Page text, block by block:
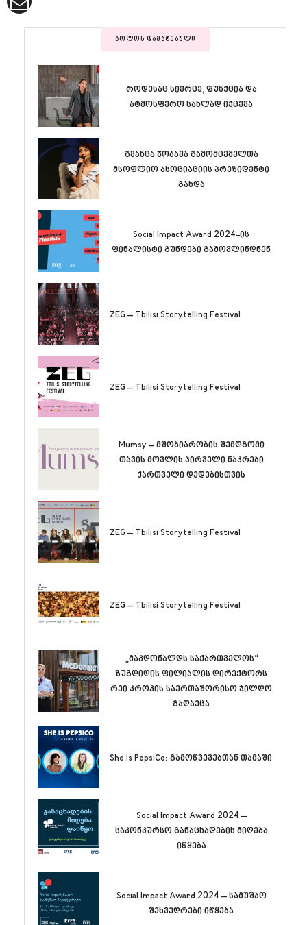
ᲑᲝᲚᲝᲡ ᲓᲐᲛᲐᲢᲔᲑᲣᲚᲘ
როდესაც სივრცე, ფუნქცია და
ატმოსფერო სახლად იქცევა
გვანცა ჯობავა გამომცემელთა
მსოფლიო ასოციაციის პრეზიდენტი
გახდა
Social Impact Award 2024-ის
ფინალისტი გუნდები გამოვლინდნენ
ZEG – Tbilisi Storytelling Festival
ZEG – Tbilisi Storytelling Festival
Mumsy – მშობიარობის შემდგომი
თავის მოვლის პირველი ნაკრები
ქართველი დედებისთვის
ZEG – Tbilisi Storytelling Festival
ZEG – Tbilisi Storytelling Festival
„მაკდონალდს საქართველოს“
ზუგდიდის ფილიალის დირექტორს
რეი კროკის საერთაშორისო ჯილდო
გადაეცა
She Is PepsiCo: გამოწვევებთან თამაში
Social Impact Award 2024 –
საკონკურსო განაცხადების მიღება
იწყება
Social Impact Award 2024 – სამუშაო
შეხვედრები იწყება